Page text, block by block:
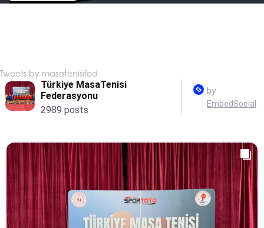
Tweets by masatenisifed